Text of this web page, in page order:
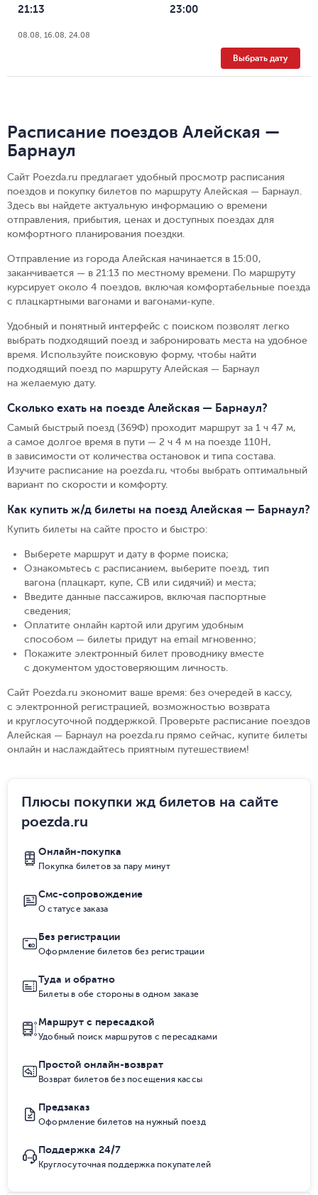
21:13 23:00
08.08, 16.08, 24.08
Выбрать дату
Расписание поездов Алейская —
Барнаул
Сайт Poezda.ru предлагает удобный просмотр расписания
поездов и покупку билетов по маршруту Алейская — Барнаул.
Здесь вы найдете актуальную информацию о времени
отправления, прибытия, ценах и доступных поездах для
комфортного планирования поездки.
Отправление из города Алейская начинается в 15:00,
заканчивается — в 21:13 по местному времени. По маршруту
курсирует около 4 поездов, включая комфортабельные поезда
с плацкартными вагонами и вагонами-купе.
Удобный и понятный интерфейс с поиском позволят легко
выбрать подходящий поезд и забронировать места на удобное
время. Используйте поисковую форму, чтобы найти
подходящий поезд по маршруту Алейская — Барнаул
на желаемую дату.
Сколько ехать на поезде Алейская — Барнаул?
Самый быстрый поезд (369Ф) проходит маршрут за 1 ч 47 м,
а самое долгое время в пути — 2 ч 4 м на поезде 110Н,
в зависимости от количества остановок и типа состава.
Изучите расписание на poezda.ru, чтобы выбрать оптимальный
вариант по скорости и комфорту.
Как купить ж/д билеты на поезд Алейская — Барнаул?
Купить билеты на сайте просто и быстро:
Выберете маршрут и дату в форме поиска;
Ознакомьтесь с расписанием, выберите поезд, тип
вагона (плацкарт, купе, СВ или сидячий) и места;
Введите данные пассажиров, включая паспортные
сведения;
Оплатите онлайн картой или другим удобным
способом — билеты придут на email мгновенно;
Покажите электронный билет проводнику вместе
с документом удостоверяющим личность.
Сайт Poezda.ru экономит ваше время: без очередей в кассу,
с электронной регистрацией, возможностью возврата
и круглосуточной поддержкой. Проверьте расписание поездов
Алейская — Барнаул на poezda.ru прямо сейчас, купите билеты
онлайн и наслаждайтесь приятным путешествием!
Плюсы покупки жд билетов на сайте
poezda.ru
Онлайн-покупка
Покупка билетов за пару минут
Смс-сопровождение
О статусе заказа
Без регистрации
Оформление билетов без регистрации
Туда и обратно
Билеты в обе стороны в одном заказе
Маршрут с пересадкой
Удобный поиск маршрутов с пересадками
Простой онлайн-возврат
Возврат билетов без посещения кассы
Предзаказ
Оформление билетов на нужный поезд
Поддержка 24/7
Круглосуточная поддержка покупателей